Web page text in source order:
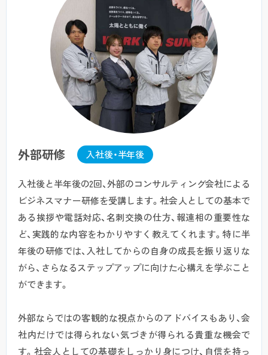
外部研修 入社後・半年後
入社後と半年後の2回、外部のコンサルティング会社による
ビジネスマナー研修を受講します。社会人としての基本で
ある挨拶や電話対応、名刺交換の仕方、報連相の重要性な
ど、実践的な内容をわかりやすく教えてくれます。特に半
年後の研修では、入社してからの自身の成長を振り返りな
がら、さらなるステップアップに向けた心構えを学ぶこと
ができます。
外部ならではの客観的な視点からのアドバイスもあり、会
社内だけでは得られない気づきが得られる貴重な機会で
す。社会人としての基礎をしっかり身につけ、自信を持っ